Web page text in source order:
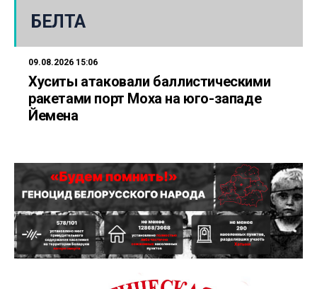
БЕЛТА
09.08.2026 15:06
Хуситы атаковали баллистическими
ракетами порт Моха на юго-западе
Йемена